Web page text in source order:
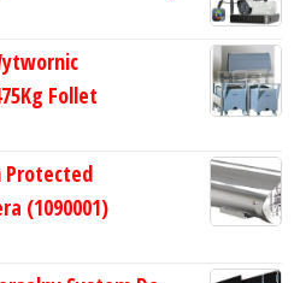
Follet
Protected
(1090001)